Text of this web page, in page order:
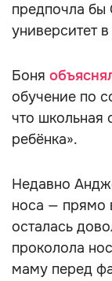
предпочла
университет
Боня
обучение по
что школьная
ребёнка».
Недавно
носа — прямо
осталась
проколола
маму перед